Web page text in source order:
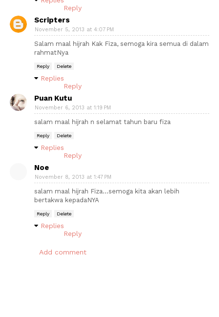
Reply
Scripters
November 5, 2013 at 4:07 PM
Salam maal hijrah Kak Fiza, semoga kira semua di dalam
rahmatNya
Reply Delete
Replies
Reply
Puan Kutu
November 6, 2013 at 1:19 PM
salam maal hijrah n selamat tahun baru fiza
Reply Delete
Replies
Reply
Noe
November 8, 2013 at 1:47 PM
salam maal hijrah Fiza...semoga kita akan lebih
bertakwa kepadaNYA
Reply Delete
Replies
Reply
Add comment